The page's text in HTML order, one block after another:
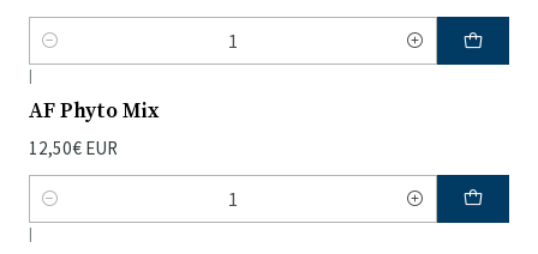
Quantidade
|
AF Phyto Mix
12,50€ EUR
Quantidade
|